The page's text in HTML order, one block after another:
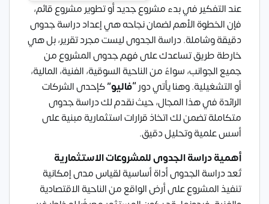
عند التفكير في بدء مشروع جديد أو تطوير مشروع قائم،
فإن الخطوة الأهم لضمان نجاحه هي إعداد دراسة جدوى
دقيقة وشاملة. دراسة الجدوى ليست مجرد تقرير، بل هي
خارطة طريق تساعدك على فهم جدوى المشروع من
جميع الجوانب، سواءً من الناحية السوقية، الفنية، المالية،
أو التشغيلية. وهنا يأتي دور“فاليو”كإحدى الشركات
الرائدة في هذا المجال، حيث نقدم لك دراسة جدوى
متكاملة تضمن لك اتخاذ قرارات استثمارية مبنية على
أسس علمية وتحليل دقيق.
أهمية دراسة الجدوى للمشروعات الاستثمارية
تُعد دراسة الجدوى أداة أساسية لقياس مدى إمكانية
تنفيذ المشروع على أرض الواقع من الناحية الاقتصادية